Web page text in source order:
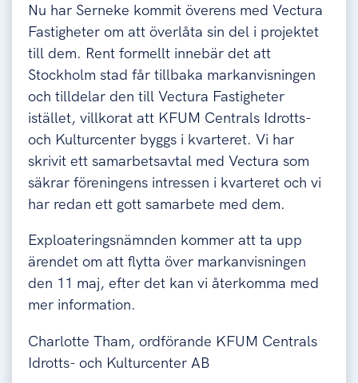
Nu har Serneke kommit överens med Vectura
Fastigheter om att överlåta sin del i projektet
till dem. Rent formellt innebär det att
Stockholm stad får tillbaka markanvisningen
och tilldelar den till Vectura Fastigheter
istället, villkorat att KFUM Centrals Idrotts-
och Kulturcenter byggs i kvarteret. Vi har
skrivit ett samarbetsavtal med Vectura som
säkrar föreningens intressen i kvarteret och vi
har redan ett gott samarbete med dem.
Exploateringsnämnden kommer att ta upp
ärendet om att flytta över markanvisningen
den 11 maj, efter det kan vi återkomma med
mer information.
Charlotte Tham, ordförande KFUM Centrals
Idrotts- och Kulturcenter AB